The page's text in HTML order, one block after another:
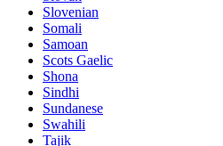
Slovenian
Somali
Samoan
Scots Gaelic
Shona
Sindhi
Sundanese
Swahili
Tajik